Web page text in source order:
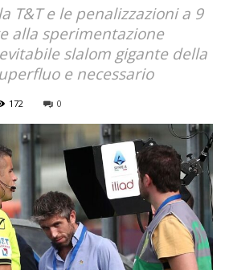
T&T e le penalizzazioni a 9
alla sperimentazione
slalom gigante della
e necessario
172 0